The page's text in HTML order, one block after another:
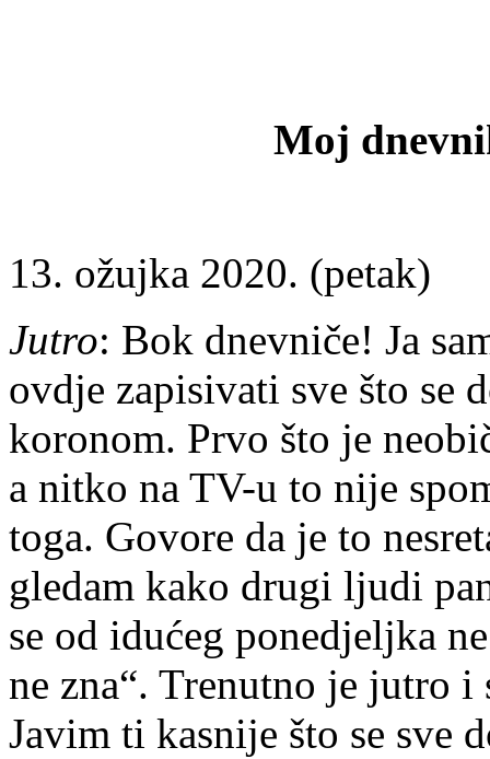
Moj
13. ožujka 2020. (petak)
Jutro: Bok dnevniče! Ja
ovdje zapisivati sve što se
koronom. Prvo što je
a nitko na TV-u to nije
toga. Govore da je to
gledam kako drugi ljudi
se od idućeg ponedjeljka
ne zna“. Trenutno je jutro i
Javim ti kasnije što se sve